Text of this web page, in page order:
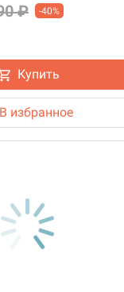
₽ -40%
Купить
В избранное